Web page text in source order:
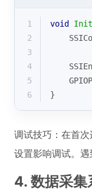
1 void
2
3
4
5
6
}
调试技巧：在首
设置影响调试。
4. 数据采集